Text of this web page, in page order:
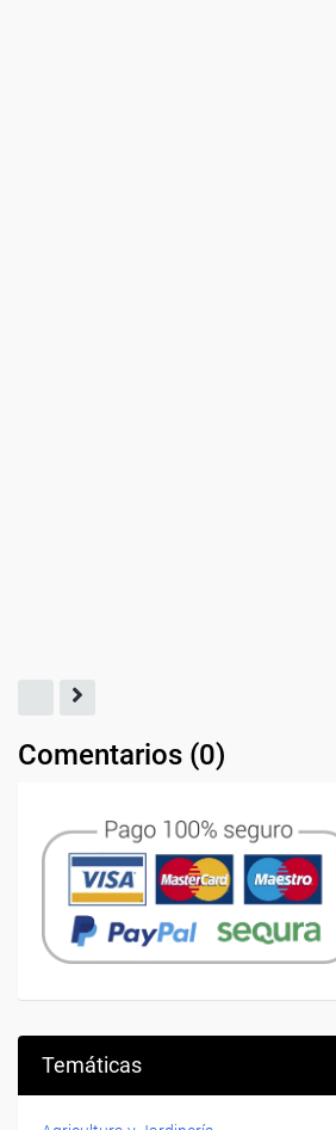
Comentarios (0)
Temáticas